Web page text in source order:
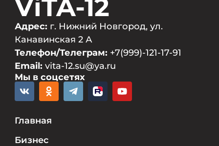
ViTA-12
Адрес: г. Нижний Новгород, ул.
Канавинская 2 А
Телефон/Телеграм: +7(999)-121-17-91
Email: vita-12.su@ya.ru
Мы в соцсетях
Главная
Бизнес